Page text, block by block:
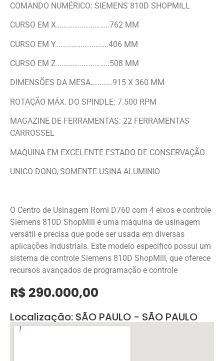
COMANDO NUMÉRICO: SIEMENS 810D SHOPMILL
CURSO EM X………………………..762 MM
CURSO EM Y………………………..406 MM
CURSO EM Z………………………..508 MM
DIMENSÕES DA MESA…………915 X 360 MM
ROTAÇÃO MÁX. DO SPINDLE: 7.500 RPM
MAGAZINE DE FERRAMENTAS: 22 FERRAMENTAS
CARROSSEL
MAQUINA EM EXCELENTE ESTADO DE CONSERVAÇÃO
UNICO DONO, SOMENTE USINA ALUMINIO
O Centro de Usinagem Romi D760 com 4 eixos e controle
Siemens 810D ShopMill é uma máquina de usinagem
versátil e precisa que pode ser usada em diversas
aplicações industriais. Este modelo específico possui um
sistema de controle Siemens 810D ShopMill, que oferece
recursos avançados de programação e controle
R$ 290.000,00
Localização: SÃO PAULO - SÃO PAULO